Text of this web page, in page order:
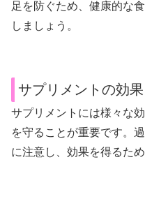
足を防ぐため、健康的な
しましょう。
サプリメントの効
サプリメントには様々な
を守ることが重要です。
に注意し、効果を得るた